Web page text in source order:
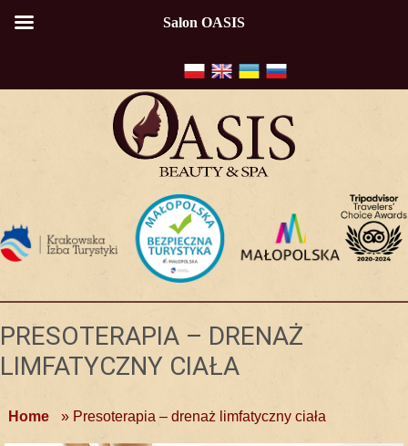
PRESOTERAPIA – DRENAŻ
LIMFATYCZNY CIAŁA
Home » Presoterapia – drenaż limfatyczny ciała
Salon OASIS